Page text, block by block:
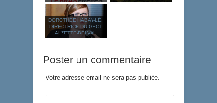
DOROTHÉE HABAY-LÊ,
DIRECTRICE DU GECT
ALZETTE-BELVAL
Poster un commentaire
Votre adresse email ne sera pas publiée.